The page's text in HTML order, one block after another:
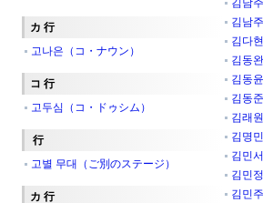
カ 行
고나은（コ・ナウン）
コ 行
고두심（コ・ドゥシム）
行
고별 무대（ご別のステージ）
カ 行
김남
김다
김동
김동
김동
김래
김명
김민
김민
김민